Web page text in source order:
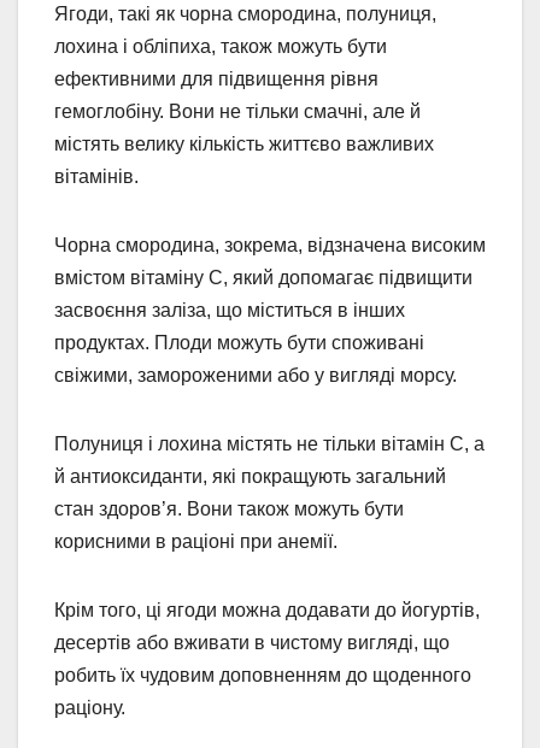
Ягоди, такі як чорна смородина, полуниця,
лохина і обліпиха, також можуть бути
ефективними для підвищення рівня
гемоглобіну. Вони не тільки смачні, але й
містять велику кількість життєво важливих
вітамінів.
Чорна смородина, зокрема, відзначена високим
вмістом вітаміну C, який допомагає підвищити
засвоєння заліза, що міститься в інших
продуктах. Плоди можуть бути споживані
свіжими, замороженими або у вигляді морсу.
Полуниця і лохина містять не тільки вітамін C, а
й антиоксиданти, які покращують загальний
стан здоров’я. Вони також можуть бути
корисними в раціоні при анемії.
Крім того, ці ягоди можна додавати до йогуртів,
десертів або вживати в чистому вигляді, що
робить їх чудовим доповненням до щоденного
раціону.